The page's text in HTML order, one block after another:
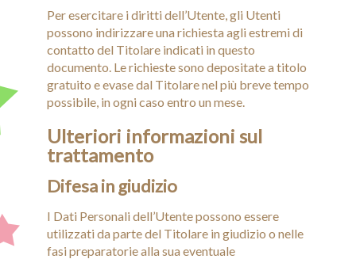
Per esercitare i diritti dell’Utente, gli Utenti
possono indirizzare una richiesta agli estremi di
contatto del Titolare indicati in questo
documento. Le richieste sono depositate a titolo
gratuito e evase dal Titolare nel più breve tempo
possibile, in ogni caso entro un mese.
Ulteriori informazioni sul
trattamento
Difesa in giudizio
I Dati Personali dell’Utente possono essere
utilizzati da parte del Titolare in giudizio o nelle
fasi preparatorie alla sua eventuale